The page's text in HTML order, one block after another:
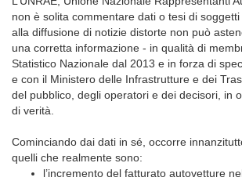
non è solita commentare dati o tesi di
alla diffusione di notizie distorte non può
una corretta informazione - in qualità di
Statistico Nazionale dal 2013 e in forza di
e con il Ministero delle Infrastrutture e dei
del pubblico, degli operatori e dei decisori, in
di verità.
Cominciando dai dati in sé, occorre
quelli che realmente sono:
l’incremento del fatturato autovetture